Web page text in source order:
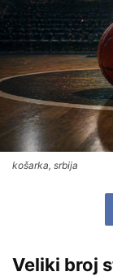
košarka, srbija
Veliki broj